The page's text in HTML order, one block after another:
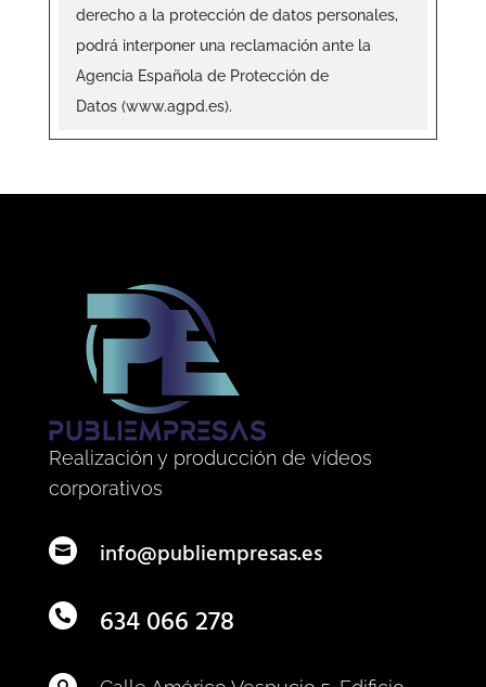
derecho a la protección de datos personales,
podrá interponer una reclamación ante la
Agencia Española de Protección de
Datos (www.agpd.es).
Realización y producción de vídeos
corporativos
 info@publiempresas.es
 634 066 278